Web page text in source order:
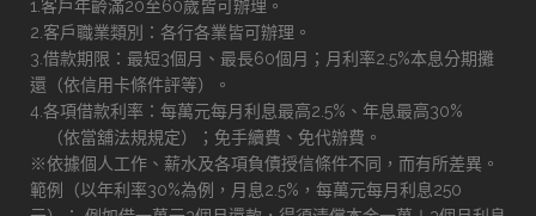
1.客戶年齡滿20至60歲皆可辦理。
2.客戶職業類別：各行各業皆可辦理。
3.借款期限：最短3個月、最長60個月；月利率2.5%本息分期攤
還（依信用卡條件評等）。
4.各項借款利率：每萬元每月利息最高2.5%、年息最高30%
（依當舖法規規定）；免手續費、免代辦費。
※依據個人工作、薪水及各項負債授信條件不同，而有所差異。
範例（以年利率30%為例，月息2.5%，每萬元每月利息250